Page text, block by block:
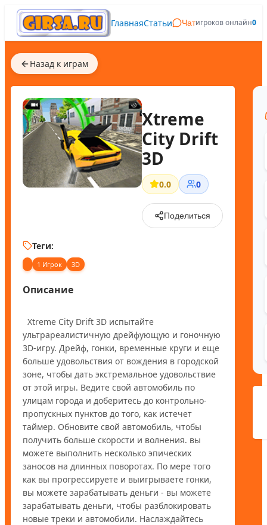
ГлавнаяСтатьи Чатигроков онлайн0
Назад к играм
Xtreme
City Drift
3D
0.0 0
Поделиться
Теги:
1 Игрок 3D
Описание
ультрареалистичную дрейфующую и гоночную
3D-игру. Дрейф, гонки, временные круги и еще
больше удовольствия от вождения в городской
зоне, чтобы дать экстремальное удовольствие
от этой игры. Ведите свой автомобиль по
улицам города и доберитесь до контрольно-
пропускных пунктов до того, как истечет
таймер. Обновите свой автомобиль, чтобы
получить больше скорости и волнения. вы
можете выполнить несколько эпических
заносов на длинных поворотах. По мере того
как вы прогрессируете и выигрываете гонки,
вы можете зарабатывать деньги - вы можете
зарабатывать деньги, чтобы разблокировать
новые треки и автомобили. Наслаждайтесь